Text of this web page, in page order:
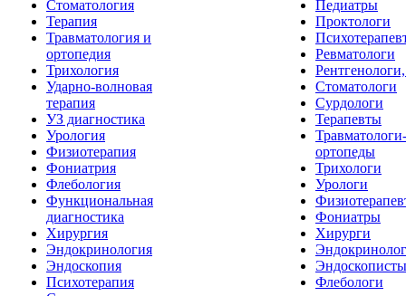
Стоматология
Терапия
Травматология и
ортопедия
Трихология
Ударно-волновая
терапия
УЗ диагностика
Урология
Физиотерапия
Фониатрия
Флебология
Функциональная
диагностика
Хирургия
Эндокринология
Эндоскопия
Психотерапия
Педиатры
Проктологи
Ревматологи
Стоматологи
Сурдологи
Терапевты
Травматологи-
ортопеды
Трихологи
Урологи
Фониатры
Хирурги
Эндоскописты
Флебологи